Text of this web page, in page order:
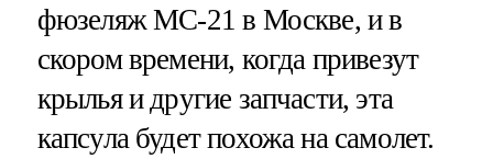
фюзеляж МС-21 в Москве, и в
скором времени, когда привезут
крылья и другие запчасти, эта
капсула будет похожа на самолет.